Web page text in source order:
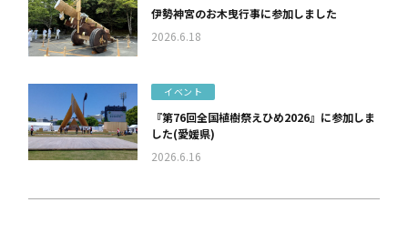
伊勢神宮のお木曳行事に参加しました
2026.6.18
イベント
『第76回全国植樹祭えひめ2026』に参加しま
した(愛媛県)
2026.6.16